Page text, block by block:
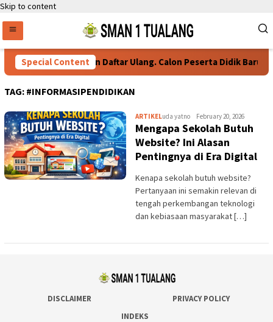
Skip to content
Special Content
Persyaratan Daftar Ulang. Calon Peserta Didik Baru
TAG: #INFORMASIPENDIDIKAN
ARTIKELuda yatno February 20, 2026
Mengapa Sekolah Butuh
Website? Ini Alasan
Pentingnya di Era Digital
Kenapa sekolah butuh website?
Pertanyaan ini semakin relevan di
tengah perkembangan teknologi
dan kebiasaan masyarakat […]
DISCLAIMER
PRIVACY POLICY
INDEKS